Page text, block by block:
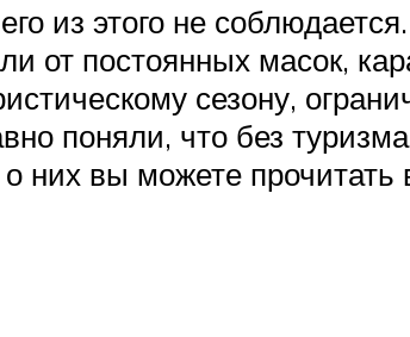
из этого не
от постоянных масок,
сезону,
поняли, что без
них вы можете прочитать